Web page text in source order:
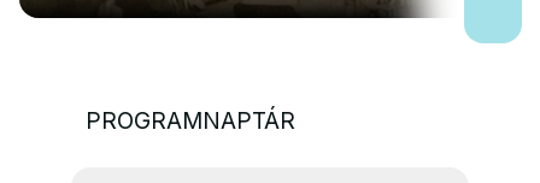
PROGRAMNAPTÁR